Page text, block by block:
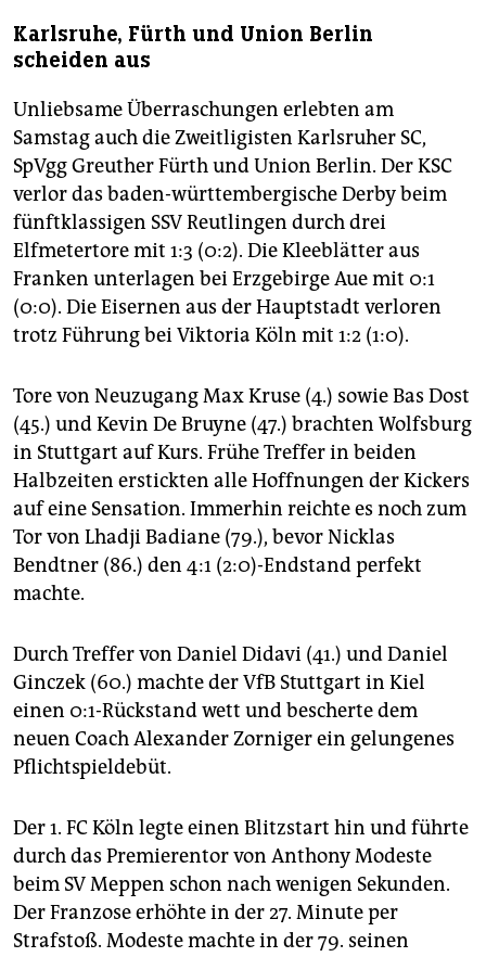
Karlsruhe, Fürth und Union Berlin
scheiden aus
Unliebsame Überraschungen erlebten am
Samstag auch die Zweitligisten Karlsruher SC,
SpVgg Greuther Fürth und Union Berlin. Der KSC
verlor das baden-württembergische Derby beim
fünftklassigen SSV Reutlingen durch drei
Elfmetertore mit 1:3 (0:2). Die Kleeblätter aus
Franken unterlagen bei Erzgebirge Aue mit 0:1
(0:0). Die Eisernen aus der Hauptstadt verloren
trotz Führung bei Viktoria Köln mit 1:2 (1:0).
Tore von Neuzugang Max Kruse (4.) sowie Bas Dost
(45.) und Kevin De Bruyne (47.) brachten Wolfsburg
in Stuttgart auf Kurs. Frühe Treffer in beiden
Halbzeiten erstickten alle Hoffnungen der Kickers
auf eine Sensation. Immerhin reichte es noch zum
Tor von Lhadji Badiane (79.), bevor Nicklas
Bendtner (86.) den 4:1 (2:0)-Endstand perfekt
machte.
Durch Treffer von Daniel Didavi (41.) und Daniel
Ginczek (60.) machte der VfB Stuttgart in Kiel
einen 0:1-Rückstand wett und bescherte dem
neuen Coach Alexander Zorniger ein gelungenes
Pflichtspieldebüt.
Der 1. FC Köln legte einen Blitzstart hin und führte
durch das Premierentor von Anthony Modeste
beim SV Meppen schon nach wenigen Sekunden.
Der Franzose erhöhte in der 27. Minute per
Strafstoß. Modeste machte in der 79. seinen